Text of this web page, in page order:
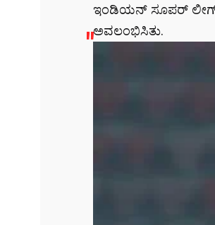
ಇಂಡಿಯನ್ ಸೂಪರ್ ಲೀಗ್ ನ
ಅವಲಂಭಿಸಿತು.